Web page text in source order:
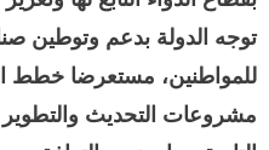
توجه الدولة بدعم وتوطين
للمواطنين، مستعرضا خطط
مشروعات التحديث